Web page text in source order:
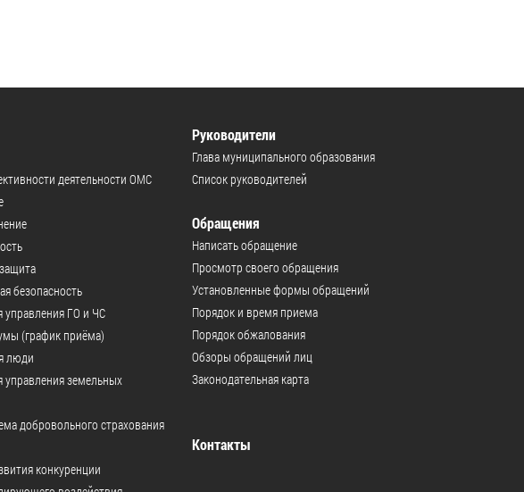
деятельности ОМС
безопасность
ГО и ЧС
(график приёма)
люди
земельных
добровольного страхования
конкуренции
Руководители
Глава муниципального образования
Список руководителей
Обращения
Написать обращение
Просмотр своего обращения
Установленные формы обращений
Порядок и время приема
Порядок обжалования
Обзоры обращений лиц
Законодательная карта
Контакты